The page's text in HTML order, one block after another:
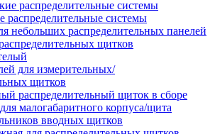
распределительные системы
небольших распределительных панелей
щитков
для измерительных/
щитков
распределительный щиток в сборе
малогабаритного корпуса/щита
вводных щитков